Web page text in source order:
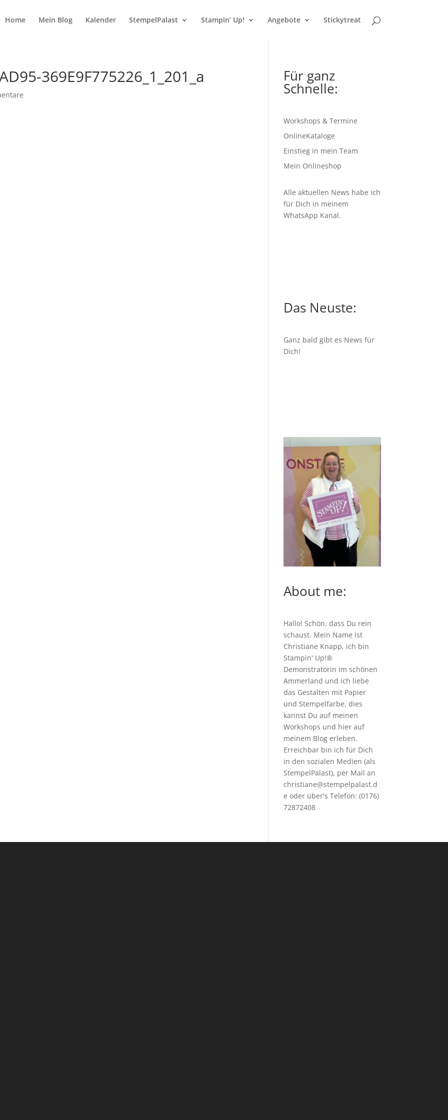
Home Mein Blog Kalender StempelPalast Stampin’ Up! Angebote Stickytreat
369E9F775226_1_201_a Für ganz
Schnelle:
Workshops & Termine
OnlineKataloge
Einstieg in mein Team
Mein Onlineshop
Alle aktuellen News habe ich
für Dich in meinem
WhatsApp Kanal.
Das Neuste:
Ganz bald gibt es News für
Dich!
About me:
Hallo! Schön, dass Du rein
schaust. Mein Name ist
Christiane Knapp, ich bin
Stampin' Up!®
Demonstratorin im schönen
Ammerland und ich liebe
das Gestalten mit Papier
und Stempelfarbe, dies
kannst Du auf meinen
Workshops und hier auf
meinem Blog erleben.
Erreichbar bin ich für Dich
in den sozialen Medien (als
StempelPalast), per Mail an
christiane@stempelpalast.d
e oder über's Telefon: (0176)
72872408